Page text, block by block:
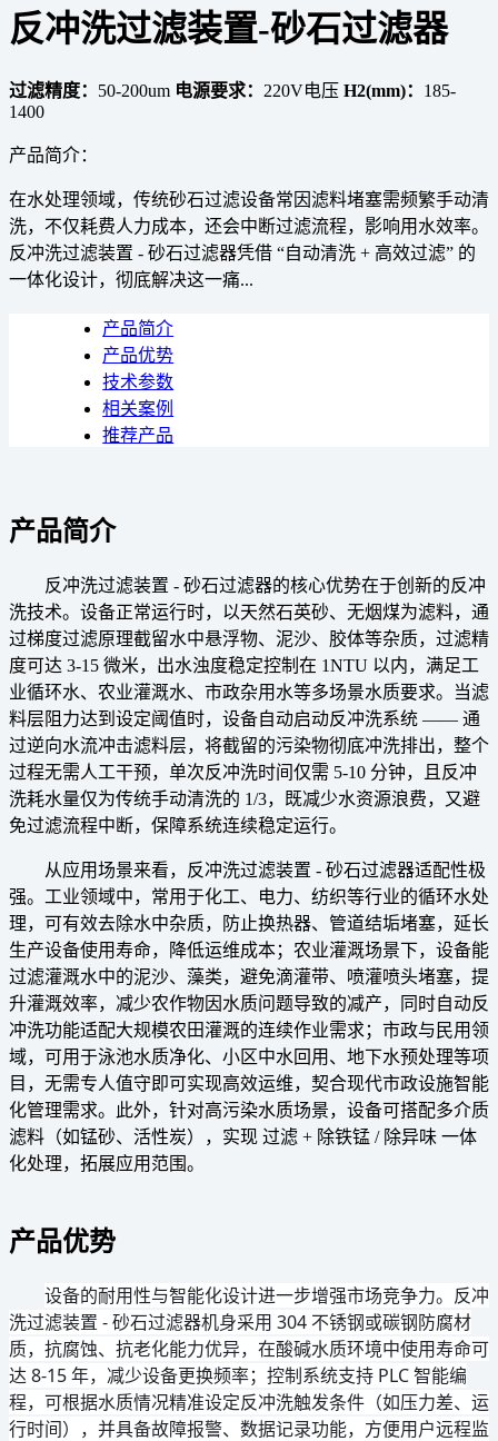
反冲洗过滤装置-砂石过滤器
过滤精度： 50-200um 电源要求： 220V电压 H2(mm)： 185-
1400
产品简介：
在水处理领域，传统砂石过滤设备常因滤料堵塞需频繁手动清
洗，不仅耗费人力成本，还会中断过滤流程，影响用水效率。
反冲洗过滤装置 - 砂石过滤器凭借 “自动清洗 + 高效过滤” 的
一体化设计，彻底解决这一痛...
产品简介
产品优势
技术参数
相关案例
推荐产品
产品简介
反冲洗过滤装置 - 砂石过滤器的核心优势在于创新的反冲
洗技术。设备正常运行时，以天然石英砂、无烟煤为滤料，通
过梯度过滤原理截留水中悬浮物、泥沙、胶体等杂质，过滤精
度可达 3-15 微米，出水浊度稳定控制在 1NTU 以内，满足工
业循环水、农业灌溉水、市政杂用水等多场景水质要求。当滤
料层阻力达到设定阈值时，设备自动启动反冲洗系统 —— 通
过逆向水流冲击滤料层，将截留的污染物彻底冲洗排出，整个
过程无需人工干预，单次反冲洗时间仅需 5-10 分钟，且反冲
洗耗水量仅为传统手动清洗的 1/3，既减少水资源浪费，又避
免过滤流程中断，保障系统连续稳定运行。
从应用场景来看，反冲洗过滤装置 - 砂石过滤器适配性极
强。工业领域中，常用于化工、电力、纺织等行业的循环水处
理，可有效去除水中杂质，防止换热器、管道结垢堵塞，延长
生产设备使用寿命，降低运维成本；农业灌溉场景下，设备能
过滤灌溉水中的泥沙、藻类，避免滴灌带、喷灌喷头堵塞，提
升灌溉效率，减少农作物因水质问题导致的减产，同时自动反
冲洗功能适配大规模农田灌溉的连续作业需求；市政与民用领
域，可用于泳池水质净化、小区中水回用、地下水预处理等项
目，无需专人值守即可实现高效运维，契合现代市政设施智能
化管理需求。此外，针对高污染水质场景，设备可搭配多介质
滤料（如锰砂、活性炭），实现 过滤 + 除铁锰 / 除异味 一体
化处理，拓展应用范围。
产品优势
设备的耐用性与智能化设计进一步增强市场竞争力。反冲
洗过滤装置 - 砂石过滤器机身采用 304 不锈钢或碳钢防腐材
质，抗腐蚀、抗老化能力优异，在酸碱水质环境中使用寿命可
达 8-15 年，减少设备更换频率；控制系统支持 PLC 智能编
程，可根据水质情况精准设定反冲洗触发条件（如压力差、运
行时间），并具备故障报警、数据记录功能，方便用户远程监